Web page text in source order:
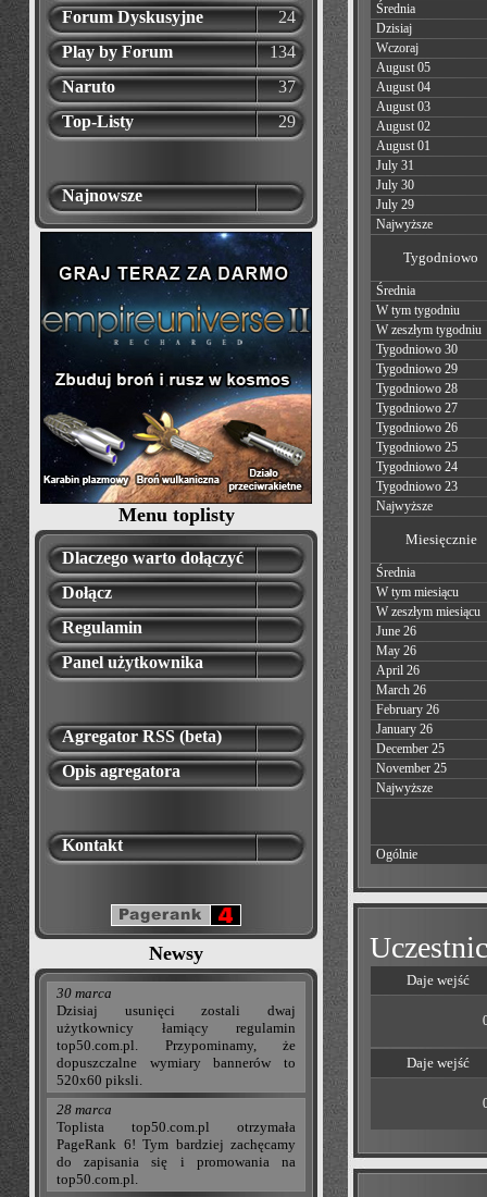
Forum Dyskusyjne
24
Play by Forum
134
Naruto
37
Top-Listy
29
Najnowsze
Menu toplisty
Dlaczego warto dołączyć
Dołącz
Regulamin
Panel użytkownika
Agregator RSS (beta)
Opis agregatora
Kontakt
Newsy
30 marca
Dzisiaj usunięci zostali dwaj
użytkownicy łamiący regulamin
top50.com.pl. Przypominamy, że
dopuszczalne wymiary bannerów to
520x60 piksli.
28 marca
Toplista top50.com.pl otrzymała
PageRank 6! Tym bardziej zachęcamy
do zapisania się i promowania na
top50.com.pl.
Średnia
Dzisiaj
Wczoraj
August 05
August 04
August 03
August 02
August 01
July 31
July 30
July 29
Najwyższe
Tygodniowo
Średnia
W tym tygodniu
W zeszłym tygodniu
Tygodniowo 30
Tygodniowo 29
Tygodniowo 28
Tygodniowo 27
Tygodniowo 26
Tygodniowo 25
Tygodniowo 24
Tygodniowo 23
Najwyższe
Miesięcznie
Średnia
W tym miesiącu
W zeszłym miesiącu
June 26
May 26
April 26
March 26
February 26
January 26
December 25
November 25
Najwyższe
Ogólnie
Daje wejść
Daje wejść